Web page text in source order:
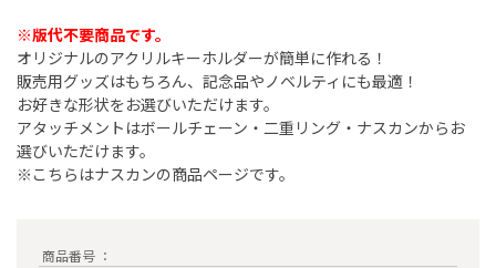
※版代不要商品です。
オリジナルのアクリルキーホルダーが簡単に作れる！
販売用グッズはもちろん、記念品やノベルティにも最適！
お好きな形状をお選びいただけます。
アタッチメントはボールチェーン・二重リング・ナスカンからお
選びいただけます。
※こちらはナスカンの商品ページです。
商品番号 ：